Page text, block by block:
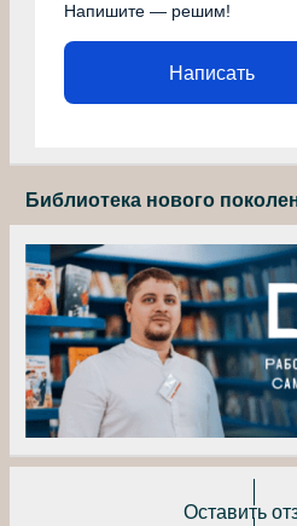
Напишите — решим!
Написать
Библиотека нового
Оставить